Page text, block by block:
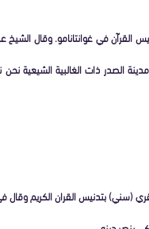
في غوانتانامو. وقال الشيخ
الصدر ذات الغالبية الشيعية
بتدنيس القران الكريم وقال